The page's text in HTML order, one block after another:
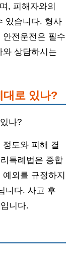
, 피해자와의
있습니다. 형사
전운전은 필수
상담하시는
대로 있나?
나?
도와 피해 결
특례법은 종합
외를 규정하지
니다. 사고 후
니다.